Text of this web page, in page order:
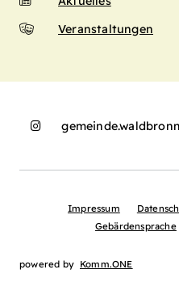
Veranstaltungen
gemeinde.waldbronn
Impressum
Gebärdensprache
powered by Komm.ONE